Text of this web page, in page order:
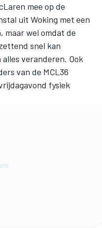
mee op de
uit Woking met een
maar wel omdat de
snel kan
veranderen. Ook
van de MCL36
fysiek